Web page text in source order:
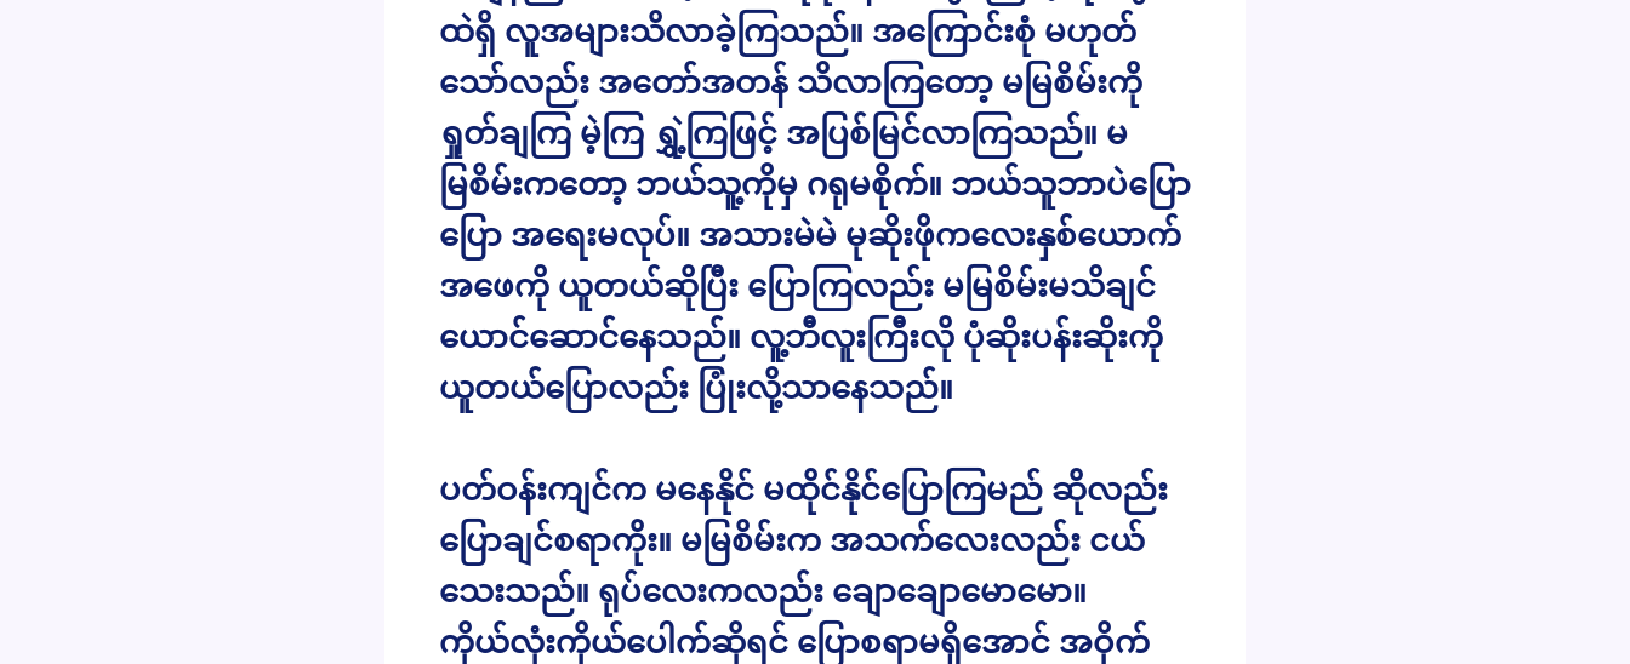
ထဲရှိ လူအများသိလာခဲ့ကြသည်။ အကြောင်းစုံ မဟုတ်
သော်လည်း အတော်အတန် သိလာကြတော့ မမြစိမ်းကို
ရှုတ်ချကြ မဲ့ကြ ရွှဲ့ကြဖြင့် အပြစ်မြင်လာကြသည်။ မ
မြစိမ်းကတော့ ဘယ်သူ့ကိုမှ ဂရုမစိုက်။ ဘယ်သူဘာပဲပြော
ပြော အရေးမလုပ်။ အသားမဲမဲ မုဆိုးဖိုကလေးနှစ်ယောက်
အဖေကို ယူတယ်ဆိုပြီး ပြောကြလည်း မမြစိမ်းမသိချင်
ယောင်ဆောင်နေသည်။ လူ့ဘီလူးကြီးလို ပုံဆိုးပန်းဆိုးကို
ယူတယ်ပြောလည်း ပြုံးလို့သာနေသည်။
ပတ်ဝန်းကျင်က မနေနိုင် မထိုင်နိုင်ပြောကြမည် ဆိုလည်း
ပြောချင်စရာကိုး။ မမြစိမ်းက အသက်လေးလည်း ငယ်
သေးသည်။ ရုပ်လေးကလည်း ချောချောမောမော။
ကိုယ်လုံးကိုယ်ပေါက်ဆိုရင် ပြောစရာမရှိအောင် အဝိုက်